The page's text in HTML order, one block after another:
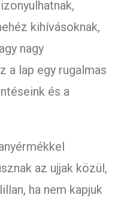
kihívásoknak,
nagy
a lap egy rugalmas
és a
az ujjak közül,
ha nem kapjuk